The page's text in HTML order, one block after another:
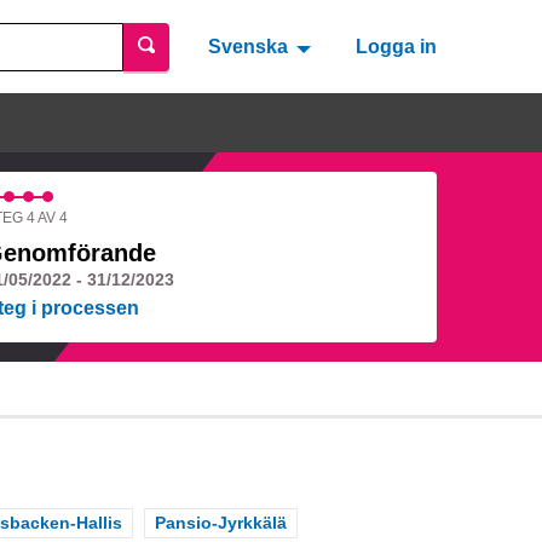
Svenska Valitse kieli Välj språk
Logga in
4 AV 4
05/2022 - 31/12/2023
i processen
Hallis Scope
Pansio-Jyrkkälä